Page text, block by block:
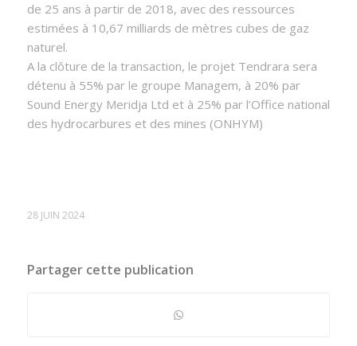
de 25 ans à partir de 2018, avec des ressources
estimées à 10,67 milliards de mètres cubes de gaz
naturel.
A la clôture de la transaction, le projet Tendrara sera
détenu à 55% par le groupe Managem, à 20% par
Sound Energy Meridja Ltd et à 25% par l’Office national
des hydrocarbures et des mines (ONHYM)
28 JUIN 2024
Partager cette publication